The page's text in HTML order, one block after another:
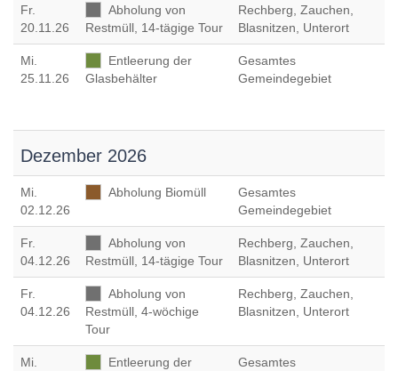
Fr.
20.11.26
Abholung von
Restmüll, 14-tägige Tour
Rechberg, Zauchen,
Blasnitzen, Unterort
Mi.
25.11.26
Entleerung der
Glasbehälter
Gesamtes
Gemeindegebiet
Dezember 2026
Mi.
02.12.26
Abholung Biomüll
Gesamtes
Gemeindegebiet
Fr.
04.12.26
Abholung von
Restmüll, 14-tägige Tour
Rechberg, Zauchen,
Blasnitzen, Unterort
Fr.
04.12.26
Abholung von
Restmüll, 4-wöchige
Tour
Rechberg, Zauchen,
Blasnitzen, Unterort
Mi.
Entleerung der
Gesamtes